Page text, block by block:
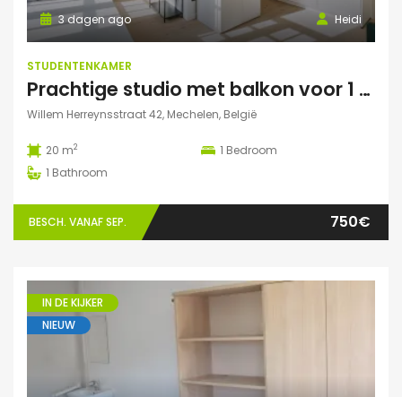
Heidi
3 dagen ago
STUDENTENKAMER
Prachtige studio met balkon voor 1 student(e)!
Willem Herreynsstraat 42, Mechelen, België
20 m2 1 Bedroom
1 Bathroom
BESCH. VANAF SEP. 750€
IN DE KIJKER
NIEUW